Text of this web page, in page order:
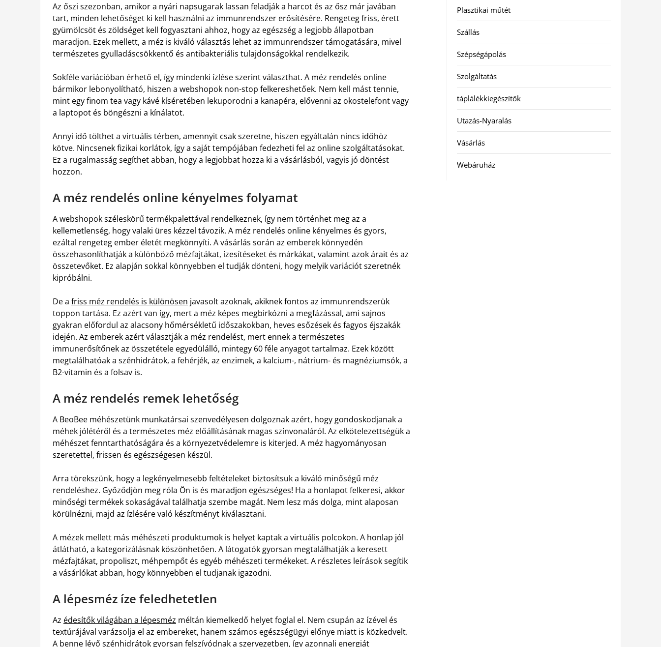
Az őszi szezonban, amikor a nyári napsugarak lassan feladják a harcot és az ősz már javában
tart, minden lehetőséget ki kell használni az immunrendszer erősítésére. Rengeteg friss, érett
gyümölcsöt és zöldséget kell fogyasztani ahhoz, hogy az egészség a legjobb állapotban
maradjon. Ezek mellett, a méz is kiváló választás lehet az immunrendszer támogatására, mivel
természetes gyulladáscsökkentő és antibakteriális tulajdonságokkal rendelkezik.
Sokféle variációban érhető el, így mindenki ízlése szerint választhat. A méz rendelés online
bármikor lebonyolítható, hiszen a webshopok non-stop felkereshetőek. Nem kell mást tennie,
mint egy finom tea vagy kávé kíséretében lekuporodni a kanapéra, elővenni az okostelefont vagy
a laptopot és böngészni a kínálatot.
Annyi idő tölthet a virtuális térben, amennyit csak szeretne, hiszen egyáltalán nincs időhöz
kötve. Nincsenek fizikai korlátok, így a saját tempójában fedezheti fel az online szolgáltatásokat.
Ez a rugalmasság segíthet abban, hogy a legjobbat hozza ki a vásárlásból, vagyis jó döntést
hozzon.
A méz rendelés online kényelmes folyamat
A webshopok széleskörű termékpalettával rendelkeznek, így nem történhet meg az a
kellemetlenség, hogy valaki üres kézzel távozik. A méz rendelés online kényelmes és gyors,
ezáltal rengeteg ember életét megkönnyíti. A vásárlás során az emberek könnyedén
összehasonlíthatják a különböző mézfajtákat, ízesítéseket és márkákat, valamint azok árait és az
összetevőket. Ez alapján sokkal könnyebben el tudják dönteni, hogy melyik variációt szeretnék
kipróbálni.
De a friss méz rendelés is különösen javasolt azoknak, akiknek fontos az immunrendszerük
toppon tartása. Ez azért van így, mert a méz képes megbirkózni a megfázással, ami sajnos
gyakran előfordul az alacsony hőmérsékletű időszakokban, heves esőzések és fagyos éjszakák
idején. Az emberek azért választják a méz rendelést, mert ennek a természetes
immunerősítőnek az összetétele egyedülálló, mintegy 60 féle anyagot tartalmaz. Ezek között
megtalálhatóak a szénhidrátok, a fehérjék, az enzimek, a kalcium-, nátrium- és magnéziumsók, a
B2-vitamin és a folsav is.
A méz rendelés remek lehetőség
A BeoBee méhészetünk munkatársai szenvedélyesen dolgoznak azért, hogy gondoskodjanak a
méhek jólétéről és a természetes méz előállításának magas színvonaláról. Az elkötelezettségük a
méhészet fenntarthatóságára és a környezetvédelemre is kiterjed. A méz hagyományosan
szeretettel, frissen és egészségesen készül.
Arra törekszünk, hogy a legkényelmesebb feltételeket biztosítsuk a kiváló minőségű méz
rendeléshez. Győződjön meg róla Ön is és maradjon egészséges! Ha a honlapot felkeresi, akkor
minőségi termékek sokaságával találhatja szembe magát. Nem lesz más dolga, mint alaposan
körülnézni, majd az ízlésére való készítményt kiválasztani.
A mézek mellett más méhészeti produktumok is helyet kaptak a virtuális polcokon. A honlap jól
átlátható, a kategorizálásnak köszönhetően. A látogatók gyorsan megtalálhatják a keresett
mézfajtákat, propoliszt, méhpempőt és egyéb méhészeti termékeket. A részletes leírások segítik
a vásárlókat abban, hogy könnyebben el tudjanak igazodni.
A lépesméz íze feledhetetlen
Az édesítők világában a lépesméz méltán kiemelkedő helyet foglal el. Nem csupán az ízével és
textúrájával varázsolja el az embereket, hanem számos egészségügyi előnye miatt is közkedvelt.
A benne lévő szénhidrátok gyorsan felszívódnak a szervezetben, így azonnali energiát
Plasztikai műtét
Szállás
Szépségápolás
Szolgáltatás
táplálékkiegészítők
Utazás-Nyaralás
Vásárlás
Webáruház